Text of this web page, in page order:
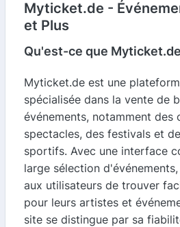
Myticket.de -
et Plus
Qu'est-ce que
Myticket.de est une
spécialisée dans la vente de
événements, notamment des
spectacles, des festivals et
sportifs. Avec une interface
large sélection
aux utilisateurs de trouver
pour leurs artistes et
site se distingue par sa